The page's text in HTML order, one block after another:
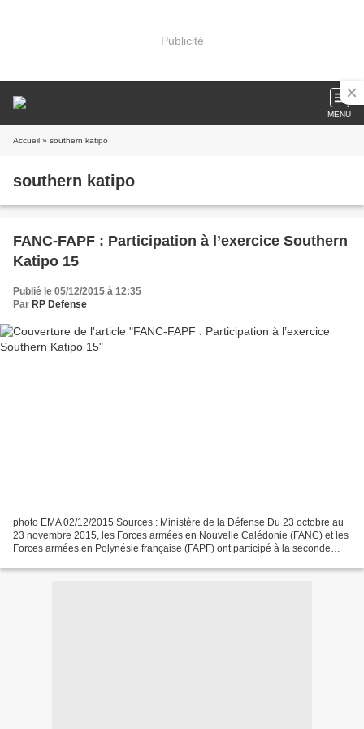
Publicité
MENU
Accueil » southern katipo
southern katipo
FANC-FAPF : Participation à l’exercice Southern
Katipo 15
Publié le 05/12/2015 à 12:35
Par RP Defense
photo EMA 02/12/2015 Sources : Ministère de la Défense Du 23 octobre au
23 novembre 2015, les Forces armées en Nouvelle Calédonie (FANC) et les
Forces armées en Polynésie française (FAPF) ont participé à la seconde